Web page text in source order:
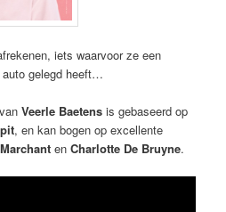
iets waarvoor ze een
gelegd heeft…
Veerle Baetens is gebaseerd op
, en kan bogen op excellente
enCharlotte De Bruyne.